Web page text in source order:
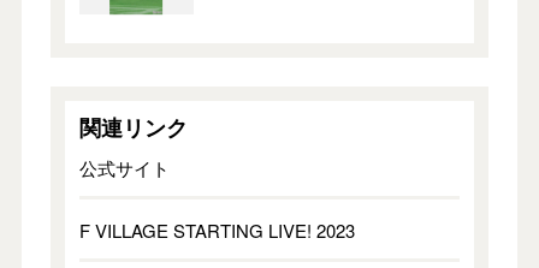
関連リンク
公式サイト
F VILLAGE STARTING LIVE! 2023